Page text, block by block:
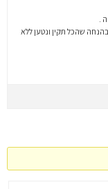
.
שהכל תקין ונטען ללא